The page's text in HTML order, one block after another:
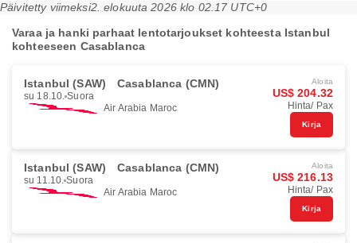
Päivitetty viimeksi2. elokuuta 2026 klo 02.17 UTC+0
Varaa ja hanki parhaat lentotarjoukset kohteesta Istanbul
kohteeseen Casablanca
Istanbul (SAW) Casablanca (CMN)
su 18.10. Suora
Air Arabia Maroc
Aloita
US$ 204.32
Hinta/ Pax
Kirja
Istanbul (SAW) Casablanca (CMN)
su 11.10. Suora
Air Arabia Maroc
Aloita
US$ 216.13
Hinta/ Pax
Kirja